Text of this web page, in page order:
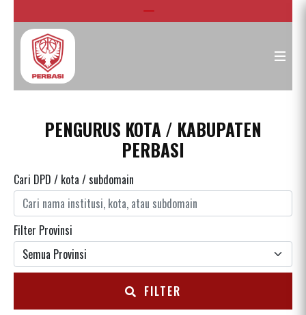
PENGURUS KOTA / KABUPATEN
PERBASI
Cari DPD / kota / subdomain
Filter Provinsi
FILTER